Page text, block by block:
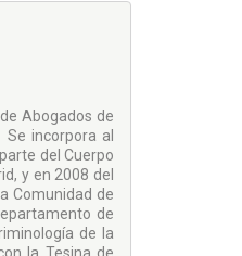
Abogados de
incorpora al
del Cuerpo
y en 2008 del
Comunidad de
de
de la